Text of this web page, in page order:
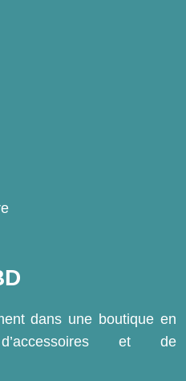
dans une boutique en
et de